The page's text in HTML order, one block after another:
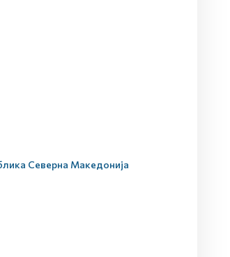
Северна Македонија